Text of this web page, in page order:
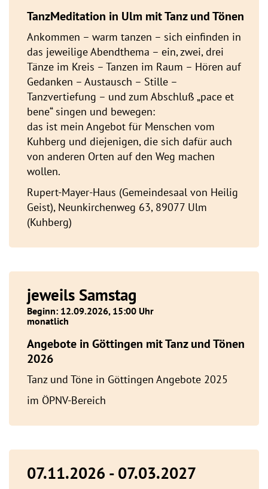
TanzMeditation in Ulm mit Tanz und Tönen
Ankommen – warm tanzen – sich einfinden in
das jeweilige Abendthema – ein, zwei, drei
Tänze im Kreis – Tanzen im Raum – Hören auf
Gedanken – Austausch – Stille –
Tanzvertiefung – und zum Abschluß „pace et
bene“ singen und bewegen:
das ist mein Angebot für Menschen vom
Kuhberg und diejenigen, die sich dafür auch
von anderen Orten auf den Weg machen
wollen.
Rupert-Mayer-Haus (Gemeindesaal von Heilig
Geist), Neunkirchenweg 63, 89077 Ulm
(Kuhberg)
jeweils Samstag
Beginn: 12.09.2026, 15:00 Uhr
monatlich
Angebote in Göttingen mit Tanz und Tönen
2026
Tanz und Töne in Göttingen Angebote 2025
im ÖPNV-Bereich
07.11.2026 - 07.03.2027